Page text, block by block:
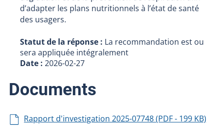
d’adapter les plans nutritionnels à l’état de santé
des usagers.
Statut de la réponse : La recommandation est ou
sera appliquée intégralement
Date :2026-02-27
Documents
Rapport d'investigation 2025-07748 (PDF - 199 KB)